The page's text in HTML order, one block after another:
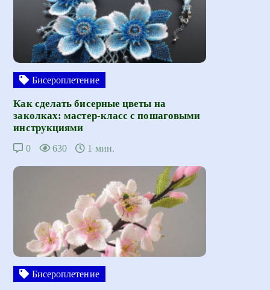
Бисероплетение
Как сделать бисерные цветы на
заколках: мастер-класс с пошаговыми
инструкциями
0 630 1 мин.
Бисероплетение